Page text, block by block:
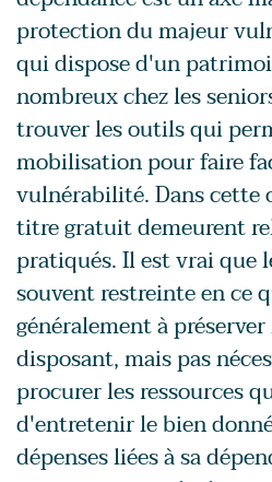
protection du majeur
qui dispose d'un
nombreux chez les
trouver les outils qui
mobilisation pour faire
vulnérabilité. Dans cette
titre gratuit demeurent
pratiqués. Il est vrai que
souvent restreinte en ce
généralement à
disposant, mais pas
procurer les ressources
d'entretenir le bien
dépenses liées à sa